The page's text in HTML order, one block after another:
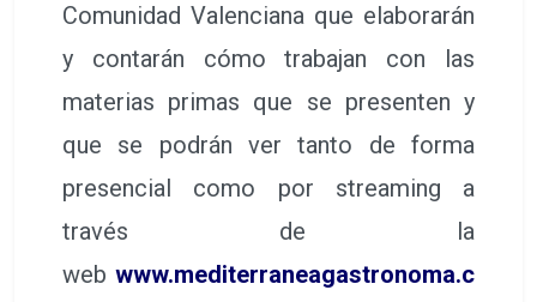
Comunidad Valenciana que elaborarán
y contarán cómo trabajan con las
materias primas que se presenten y
que se podrán ver tanto de forma
presencial como por streaming a
través de la
web www.mediterraneagastronoma.c